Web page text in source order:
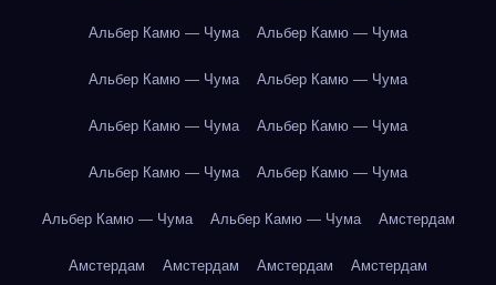
Альбер Камю — Чума Альбер Камю — Чума
Альбер Камю — Чума Альбер Камю — Чума
Альбер Камю — Чума Альбер Камю — Чума
Альбер Камю — Чума Альбер Камю — Чума
Альбер Камю — Чума Альбер Камю — Чума Амстердам
Амстердам Амстердам Амстердам Амстердам